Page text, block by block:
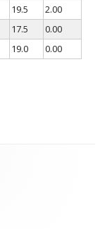
19.5
2.00
17.5
0.00
19.0 0.00